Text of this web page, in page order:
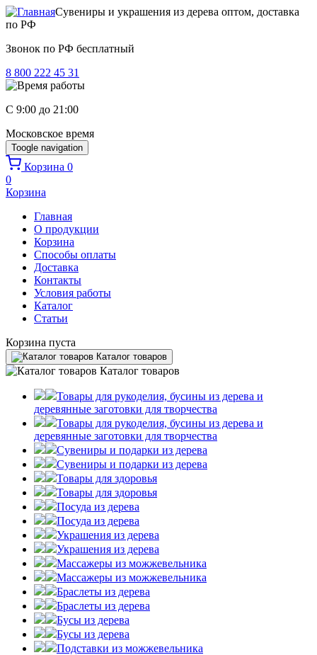
Перейти к основному содержанию
Сувениры и украшения из дерева оптом, доставка
по РФ
Звонок по РФ бесплатный
8 800 222 45 31
C 9:00 до 21:00
Московское время
Toogle navigation
Корзина 0
0
Корзина
Главная
О продукции
Корзина
Способы оплаты
Доставка
Контакты
Условия работы
Каталог
Статьи
Корзина пуста
Каталог товаров
Каталог товаров
Товары для рукоделия, бусины из дерева и
деревянные заготовки для творчества
Товары для рукоделия, бусины из дерева и
деревянные заготовки для творчества
Сувениры и подарки из дерева
Сувениры и подарки из дерева
Товары для здоровья
Товары для здоровья
Посуда из дерева
Посуда из дерева
Украшения из дерева
Украшения из дерева
Массажеры из можжевельника
Массажеры из можжевельника
Браслеты из дерева
Браслеты из дерева
Бусы из дерева
Бусы из дерева
Подставки из можжевельника